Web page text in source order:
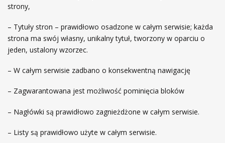
strony,
– Tytuły stron – prawidłowo osadzone w całym serwisie; każda
strona ma swój własny, unikalny tytuł, tworzony w oparciu o
jeden, ustalony wzorzec.
– W całym serwisie zadbano o konsekwentną nawigację
– Zagwarantowana jest możliwość pominięcia bloków
– Nagłówki są prawidłowo zagnieżdżone w całym serwisie.
– Listy są prawidłowo użyte w całym serwisie.